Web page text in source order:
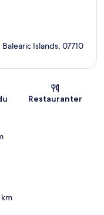
Islands, 07710
Restauranter
km